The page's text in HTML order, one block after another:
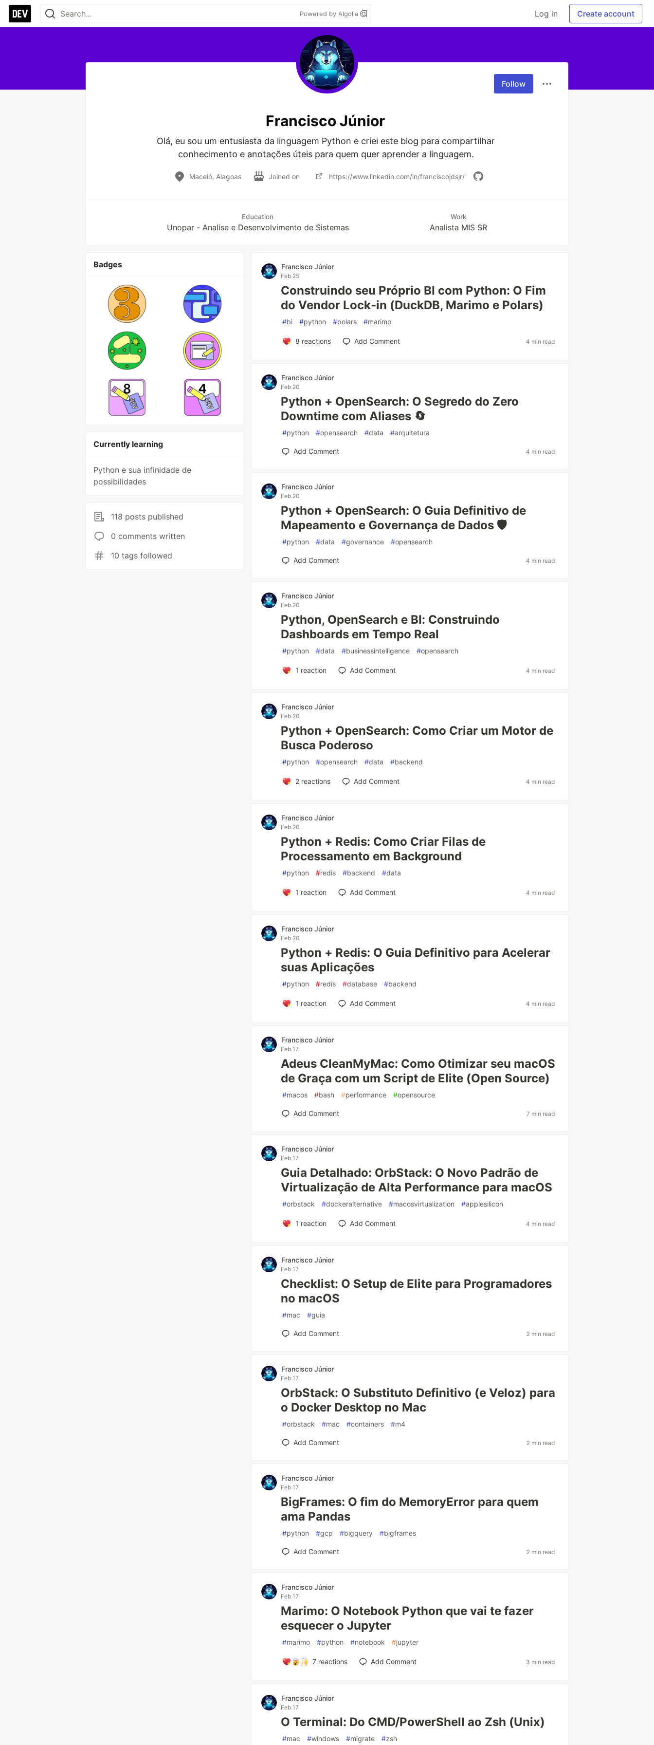
Powered by Algolia Log in Create account
Follow
Francisco Júnior
Olá, eu sou um entusiasta da linguagem Python e criei este blog para compartilhar
conhecimento e anotações úteis para quem quer aprender a linguagem.
Maceió, Alagoas Joined on https://www.linkedin.com/in/franciscojdsjr/
Education
Unopar - Analise e Desenvolvimento de Sistemas
Work
Analista MIS SR
Badges
Currently learning
Python e sua infinidade de
possibilidades
118 posts published
0 comments written
10 tags followed
Francisco Júnior
Feb 25
Construindo seu Próprio BI com Python: O Fim
do Vendor Lock-in (DuckDB, Marimo e Polars)
#bi #python #polars #marimo
8 reactions Add Comment 4 min read
Francisco Júnior
Feb 20
Python + OpenSearch: O Segredo do Zero
Downtime com Aliases 🔄
#python #opensearch #data #arquitetura
Add Comment 4 min read
Francisco Júnior
Feb 20
Python + OpenSearch: O Guia Definitivo de
Mapeamento e Governança de Dados 🛡️
#python #data #governance #opensearch
Add Comment 4 min read
Francisco Júnior
Feb 20
Python, OpenSearch e BI: Construindo
Dashboards em Tempo Real
#python #data #businessintelligence #opensearch
1 reaction Add Comment 4 min read
Francisco Júnior
Feb 20
Python + OpenSearch: Como Criar um Motor de
Busca Poderoso
#python #opensearch #data #backend
2reactions Add Comment 4 min read
Francisco Júnior
Feb 20
Python + Redis: Como Criar Filas de
Processamento em Background
#python #redis #backend #data
1 reaction Add Comment 4 min read
Francisco Júnior
Feb 20
Python + Redis: O Guia Definitivo para Acelerar
suas Aplicações
#python #redis #database #backend
1 reaction Add Comment 4 min read
Francisco Júnior
Feb 17
Adeus CleanMyMac: Como Otimizar seu macOS
de Graça com um Script de Elite (Open Source)
#macos #bash #performance #opensource
Add Comment 7 min read
Francisco Júnior
Feb 17
Guia Detalhado: OrbStack: O Novo Padrão de
Virtualização de Alta Performance para macOS
#orbstack #dockeralternative #macosvirtualization #applesilicon
1 reaction Add Comment 4 min read
Francisco Júnior
Feb 17
Checklist: O Setup de Elite para Programadores
no macOS
#mac #guia
Add Comment 2 min read
Francisco Júnior
Feb 17
OrbStack: O Substituto Definitivo (e Veloz) para
o Docker Desktop no Mac
#orbstack #mac #containers #m4
Add Comment 2 min read
Francisco Júnior
Feb 17
BigFrames: O fim do MemoryError para quem
ama Pandas
#python #gcp #bigquery #bigframes
Add Comment 2 min read
Francisco Júnior
Feb 17
Marimo: O Notebook Python que vai te fazer
esquecer o Jupyter
#marimo #python #notebook #jupyter
7reactions Add Comment 3 min read
Francisco Júnior
Feb 17
O Terminal: Do CMD/PowerShell ao Zsh (Unix)
#mac #windows #migrate #zsh